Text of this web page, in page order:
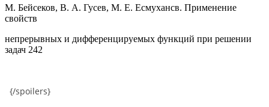
М. Бейсеков, В. А. Гусев, М. Е. Есмухансв. Применение
свойств
непрерывных и дифференцируемых функций при решении
задач 242
{/spoilers}